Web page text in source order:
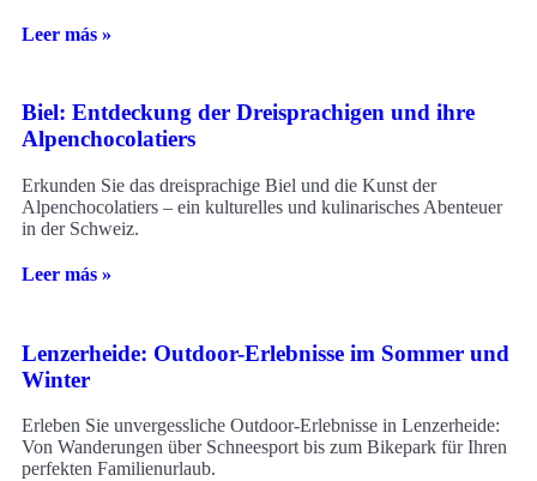
Leer más »
Biel: Entdeckung der Dreisprachigen und ihre
Alpenchocolatiers
Erkunden Sie das dreisprachige Biel und die Kunst der
Alpenchocolatiers – ein kulturelles und kulinarisches Abenteuer
in der Schweiz.
Leer más »
Lenzerheide: Outdoor-Erlebnisse im Sommer und
Winter
Erleben Sie unvergessliche Outdoor-Erlebnisse in Lenzerheide:
Von Wanderungen über Schneesport bis zum Bikepark für Ihren
perfekten Familienurlaub.